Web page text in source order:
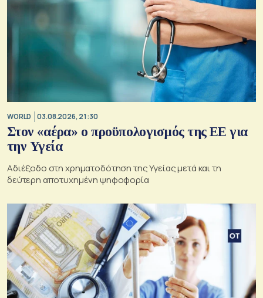
WORLD 03.08.2026, 21:30
Στον «αέρα» ο προϋπολογισμός της ΕΕ για
την Υγεία
Αδιέξοδο στη χρηματοδότηση της Υγείας μετά και τη
δεύτερη αποτυχημένη ψηφοφορία